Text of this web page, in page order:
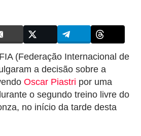
(Federação Internacional de
a decisão sobre a
Oscar Piastri por uma
o segundo treino livre do
no início da tarde desta